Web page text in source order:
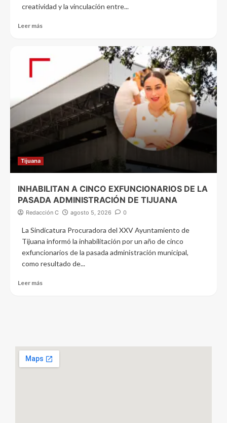
creatividad y la vinculación entre...
Leer más
Tijuana
INHABILITAN A CINCO EXFUNCIONARIOS DE LA
PASADA ADMINISTRACIÓN DE TIJUANA
Redacción C agosto 5, 2026 0
La Sindicatura Procuradora del XXV Ayuntamiento de
Tijuana informó la inhabilitación por un año de cinco
exfuncionarios de la pasada administración municipal,
como resultado de...
Leer más